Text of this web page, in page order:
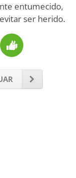
entumecido,
ser herido.